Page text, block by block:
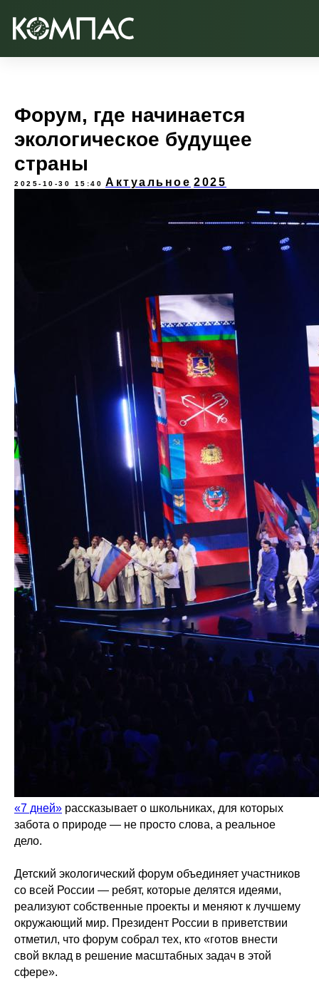
Форум, где начинается
экологическое будущее
страны
2025-10-30 15:40 Актуальное 2025
«7 дней» рассказывает о школьниках, для которых
забота о природе — не просто слова, а реальное
дело.
Детский экологический форум объединяет участников
со всей России — ребят, которые делятся идеями,
реализуют собственные проекты и меняют к лучшему
окружающий мир. Президент России в приветствии
отметил, что форум собрал тех, кто «готов внести
свой вклад в решение масштабных задач в этой
сфере».